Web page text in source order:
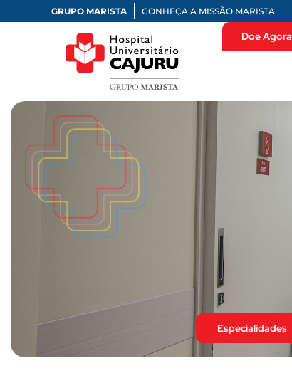
GRUPO MARISTA CONHEÇA A MISSÃO MARISTA
Doe Agora
Especialidades